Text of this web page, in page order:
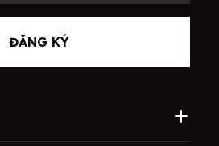
ĐĂNG KÝ